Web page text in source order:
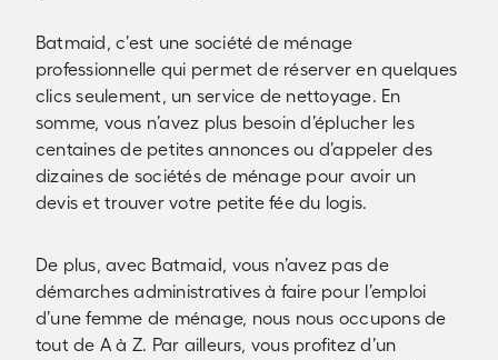
Batmaid, c’est une société de ménage
professionnelle qui permet de réserver en quelques
clics seulement, un service de nettoyage. En
somme, vous n’avez plus besoin d’éplucher les
centaines de petites annonces ou d’appeler des
dizaines de sociétés de ménage pour avoir un
devis et trouver votre petite fée du logis.
De plus, avec Batmaid, vous n’avez pas de
démarches administratives à faire pour l’emploi
d’une femme de ménage, nous nous occupons de
tout de A à Z. Par ailleurs, vous profitez d’un